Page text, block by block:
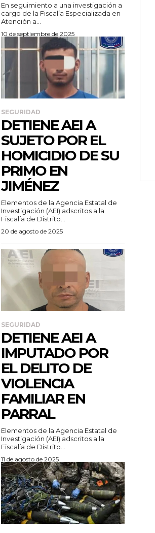
En seguimiento a una investigación a
cargo de la Fiscalía Especializada en
Atención a...
10 de septiembre de 2025
SEGURIDAD
DETIENE AEI A
SUJETO POR EL
HOMICIDIO DE SU
PRIMO EN
JIMÉNEZ
Elementos de la Agencia Estatal de
Investigación (AEI) adscritos a la
Fiscalía de Distrito...
20 de agosto de 2025
SEGURIDAD
DETIENE AEI A
IMPUTADO POR
EL DELITO DE
VIOLENCIA
FAMILIAR EN
PARRAL
Elementos de la Agencia Estatal de
Investigación (AEI) adscritos a la
Fiscalía de Distrito...
11 de agosto de 2025